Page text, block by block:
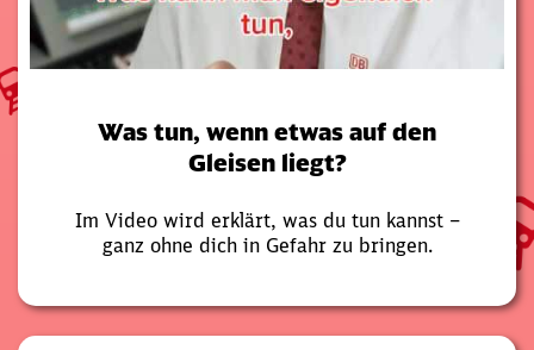
Was tun, wenn etwas auf den
Gleisen liegt?
Im Video wird erklärt, was du tun kannst –
ganz ohne dich in Gefahr zu bringen.